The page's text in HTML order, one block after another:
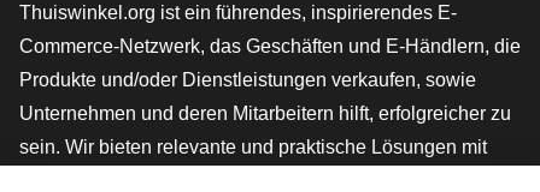
Thuiswinkel.org ist ein führendes, inspirierendes E-
Commerce-Netzwerk, das Geschäften und E-Händlern, die
Produkte und/oder Dienstleistungen verkaufen, sowie
Unternehmen und deren Mitarbeitern hilft, erfolgreicher zu
sein. Wir bieten relevante und praktische Lösungen mit